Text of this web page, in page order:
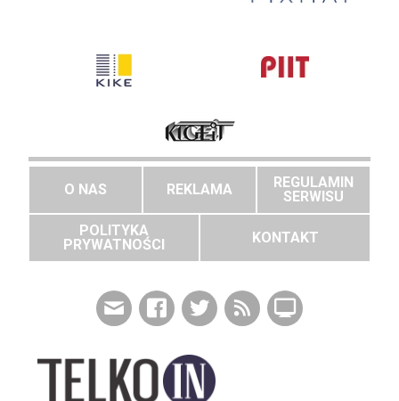
O NAS REKLAMA
REGULAMIN
SERWISU
POLITYKA
PRYWATNOŚCI
KONTAKT